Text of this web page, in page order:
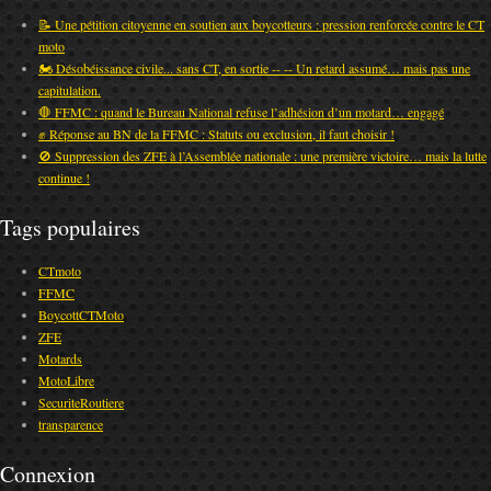
📝 Une pétition citoyenne en soutien aux boycotteurs : pression renforcée contre le CT
moto
🏍️ Désobéissance civile... sans CT, en sortie -- -- Un retard assumé… mais pas une
capitulation.
🛑 FFMC : quand le Bureau National refuse l’adhésion d’un motard… engagé
✊ Réponse au BN de la FFMC : Statuts ou exclusion, il faut choisir !
🚫 Suppression des ZFE à l’Assemblée nationale : une première victoire… mais la lutte
continue !
Tags populaires
CTmoto
FFMC
BoycottCTMoto
ZFE
Motards
MotoLibre
SecuriteRoutiere
transparence
Connexion